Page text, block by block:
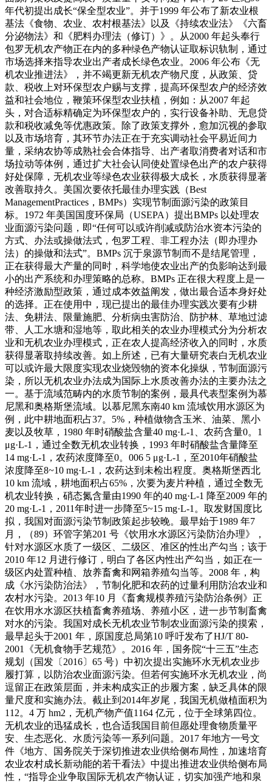
年代初提出成长“保全型农业”。并于1999 年公布了新农业根
基法《食物、农业、农村根基法》以及《持续农业法》《六畜
分泌物法》和《肥料办理法（修订）》。从2000 年起头奉行
包罗无机农产物正在内的多种绿色产物认证取标识轨制，通过
市场选择来指导农业出产者成长绿色农业。2006 年公布《无
机农业推进法》，并不竭更新无机农产物尺度，从政策、贷
款、税收上对环保型农户赐与支撑，提高环保型农户的经济效
益和社会地位，鞭策环保型农业扶植，例如：从2007 年起
头，对合适标精确定为环保型农户的，实行设备补助、无息贷
款和税收减免等优惠政策。除了政策支撑外，愈加沉视的参取
以及市场培育，其环节办法正在于充实调动社会平易近间力
量，采纳农协等成熟社会合体指导、出产者取消费者对话和市
场拉动等体例，通过扩大社会认同使处置绿色出产的农户获得
好处保障，无机农业等绿色农业获得极大成长，水质获得显著
改善取持久。美国次要依托最佳办理实践（Best
ManagementPractices，BMPs）实现节制面源污染的政策目
标。1972 年美国国度环保局（USEPA）提出BMPs 以处理农
业面源污染问题，即“任何可以或许削减或防治水资本污染的
方式、办法或操做法式，包罗工程、非工程办法（即办理办
法）的操做和法式”。BMPs 沉于泉源节制而不是结尾管理，
正在获得最大产量的同时，科学地使农业出产的负影响达到最
小的出产系统和办理策略的总称。BMPs 正在很大程度上是一
种经济激励型政策，通过成本效益阐发，做出最合适本身好处
的选择。正在使用中，现已提出的最佳办理实践次要有少耕
法、免耕法、限量施肥、分析病虫害防治、防护林、草地过滤
带、人工水塘和湿地等，取此相关的农业办理模式分为分析农
业和无机农业办理模式，正在农人提高经济收入的同时，水质
获得显著取持续改善。如上所述，已有大量研究表白无机农业
可以或许最大限度实现农业烧毁物的资本化操纵，节制面源污
染，所以无机农业办法成为国际上水质改善办法的主要办法之
一。基于流域范畴内的水质节制的案例，最具代表型案例为慕
尼黑和奥格斯堡流域。以慕尼黑东南40 km 流域饮用水源区为
例，此中耕地面积占37。5%，种植做物含玉米、油菜、黑小
麦以及牧草，1980 年时硝酸盐含量40 mg·L-1、农药含量0。1
μg·L-1，通过全数无机农业转换，1993 年时硝酸盐含量降至
14 mg·L-1，农药浓度降至0。006 5 μg·L-1，至2010年硝酸盐
浓度降至8~10 mg·L-1，农药达到未检出程度。奥格斯堡西北
10 km 流域，耕地面积占65%，次要为麦片种植，通过全数无
机农业转换，硝态氮含量由1990 年的40 mg·L-1 降至2009 年的
20 mg·L-1，2011年时进一步降至5~15 mg·L-1。取发财国度比
拟，我国对面源污染节制政策起步较晚。最早始于1989 年7
月，（89）环管字第201 号《饮用水水源区污染防治办理》，
针对水源区水质了一级区、二级区、准区的性出产勾当；该于
2010 年12 月进行修订，明白了各区内性出产勾当，如正在一
级区内处置种植、放养畜禽和网箱养殖勾当等。2008 年，构
成《水污染防治法》，节制化肥和农药的过量利用防治农业和
农村水污染。2013 年10 月《畜禽规模养殖污染防治条例》正
在饮用水水源区扶植畜禽养殖场、养殖小区，进一步节制畜禽
对水的污染。我国对成长无机农业节制农业面源污染的摸索，
最早起头于2001 年，原国度总局第10 呼吁发布了HJ/T 80-
2001《无机食物手艺规范》。2016 年，国务院“十三五”生态
规划（国发〔2016〕65 号）中初次提出实施环水无机农业步
履打算，以防治农业面源污染。但若何实施环水无机农业，尚
逗留正在政策层面，并未构成实正的步履方案，缺乏具体的限
量尺度和实施办法。截止到2014年岁尾，我国无机做植面积为
112。4 万 hm2，无机产物产值1164 亿元，位于全球第四位。
无机农业的迅猛成长，也合适我国目前但愿处理食物质量平
安、生态恶化、水质污染等一系列问题。2017 年地方一号文
件《地方、国务院关于深切推进农业供给侧布局性，加速培育
农业农村成长新动能的若干看法》中提出推进农业供给侧布局
性，“指导企业争取国际无机农产物认证，切实加强产地和泉